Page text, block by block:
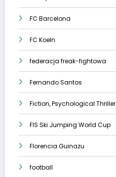
FC Barcelona
FC Koeln
federacja freak-fightowa
Fernando Santos
Fiction, Psychological Thriller
FIS Ski Jumping World Cup
Florencia Guinazu
football